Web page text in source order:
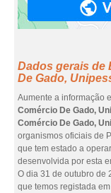
Dados gerais de
De Gado,
Aumente a informação
Comércio De Gado,
Comércio De Gado,
organismos oficiais de
que tem estado a
desenvolvida por esta
O dia 31 de outubro de
que temos registada